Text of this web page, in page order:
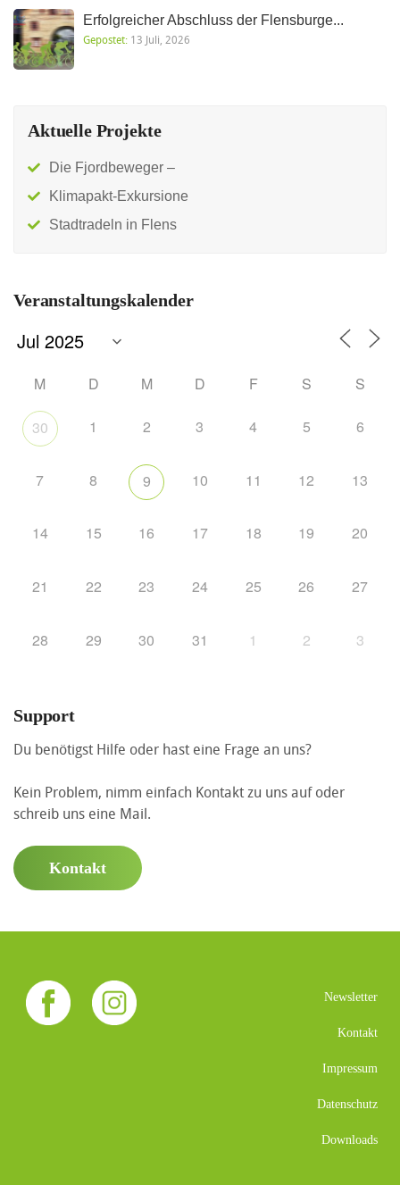
Erfolgreicher Abschluss der Flensburge...
Gepostet: 13 Juli, 2026
Aktuelle Projekte
Die Fjordbeweger –
Klimapakt-Exkursione
Stadtradeln in Flens
Veranstaltungskalender
M D M D F S S
30 1 2 3 4 5 6
7 8 9 10 11 12 13
14 15 16 17 18 19 20
21 22 23 24 25 26 27
28 29 30 31 1 2 3
Support
Du benötigst Hilfe oder hast eine Frage an uns?
Kein Problem, nimm einfach Kontakt zu uns auf oder
schreib uns eine Mail.
Kontakt
Newsletter
Kontakt
Impressum
Datenschutz
Downloads